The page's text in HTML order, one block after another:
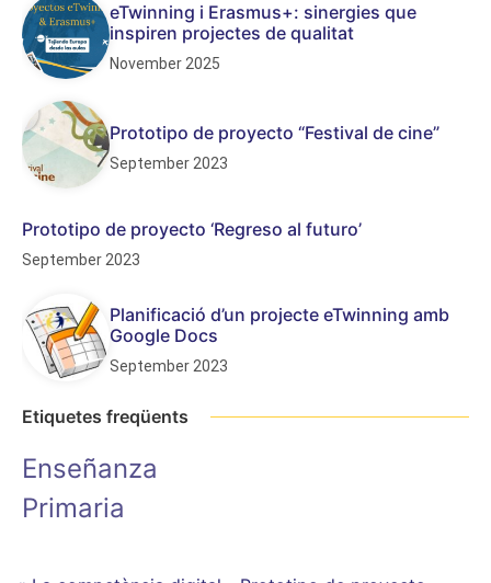
eTwinning i Erasmus+: sinergies que
inspiren projectes de qualitat
November 2025
Prototipo de proyecto “Festival de cine”
September 2023
Prototipo de proyecto ‘Regreso al futuro’
September 2023
Planificació d’un projecte eTwinning amb
Google Docs
September 2023
Etiquetes freqüents
Enseñanza
Primaria